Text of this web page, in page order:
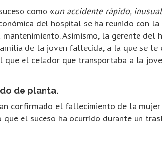
como «un accidente rápido,
del hospital se ha reunido con la
mantenimiento. Asimismo, la gerente del
de la joven fallecida, a la que se le
que el celador que transportaba a la
de planta.
confirmado el fallecimiento de la
que el suceso ha ocurrido durante un